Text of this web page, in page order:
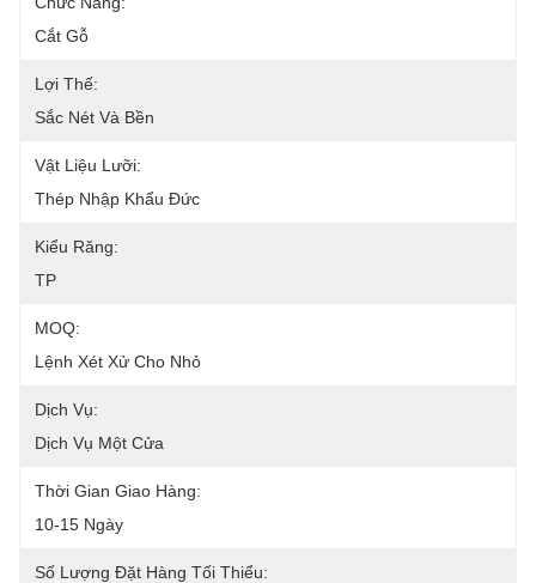
Cắt Gỗ
Lợi Thế:
Sắc Nét Và Bền
Vật Liệu Lưỡi:
Thép Nhập Khẩu Đức
Kiểu Răng:
TP
MOQ:
Lệnh Xét Xử Cho Nhỏ
Dịch Vụ:
Dịch Vụ Một Cửa
Thời Gian Giao Hàng:
10-15 Ngày
Số Lượng Đặt Hàng Tối Thiểu: